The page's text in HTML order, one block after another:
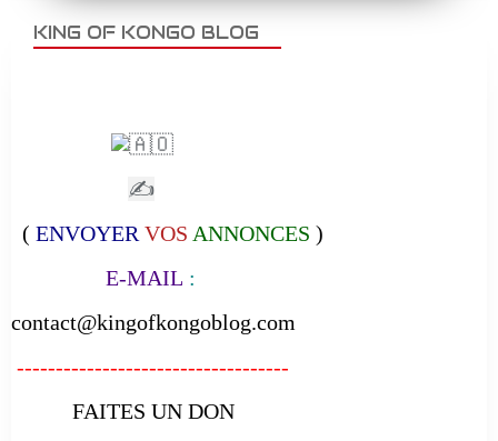
KING OF KONGO BLOG
✍
( ENVOYER VOS ANNONCES )
E-MAIL :
contact@kingofkongoblog.com
-----------------------------------
FAITES UN DON